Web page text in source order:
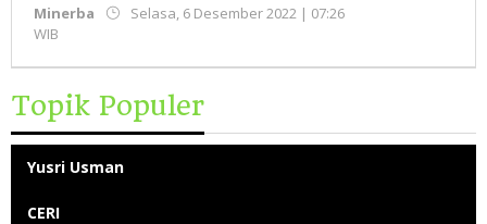
WIB
oleh
Minerba
Selasa, 6 Desember 2022 | 07:26
WIB
Topik Populer
Yusri Usman
CERI